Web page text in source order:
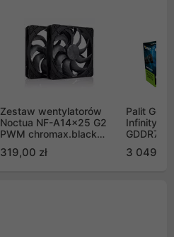
Zestaw wentylatorów
Noctua NF-A14x25 G2
PWM chromax.black
Push Pull (2szt)
319,00 zł
Palit
Infinity 3
GDDR7
GB2050S)
3 049,00